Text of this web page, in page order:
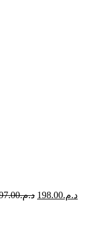
د.م. Le
د.م.198.00
Le